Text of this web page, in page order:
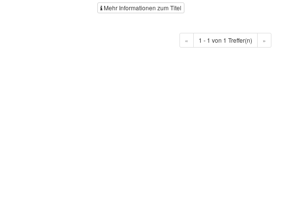
Mehr Informationen zum Titel
« 1 - 1 von 1 Treffer(n) »